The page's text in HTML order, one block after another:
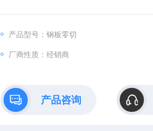
产品型号：钢板零切
厂商性质：经销商
产品咨询